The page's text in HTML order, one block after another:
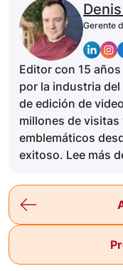
Gerente
Editor con 15
por la industria
de edición de
millones de
emblemáticos
exitoso. Lee más